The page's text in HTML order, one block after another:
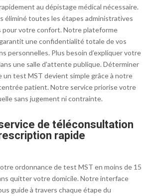
au dépistage médical nécessaire.
éliminé toutes les étapes administratives
pour votre confort. Notre plateforme
une confidentialité totale de vos
personnelles. Plus besoin d’expliquer votre
une salle d’attente publique. Déterminer
un test MST devient simple grâce à notre
patient. Notre service priorise votre
sans jugement ni contrainte.
de téléconsultation
rapide
ordonnance de test MST en moins de 15
quitter votre domicile. Notre interface
guide à travers chaque étape du